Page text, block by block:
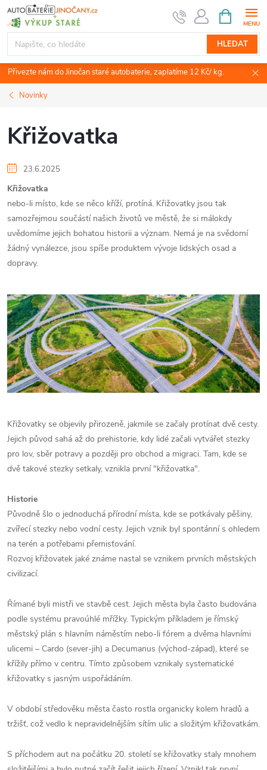
Přejít
na
obsah
HLEDAT
NÁKUPNÍ
KOŠÍK
Přivezte nám do Jinočan staré autobaterie, zaplatíme 12 Kč/ kg.
Novinky
Křižovatka
23.6.2025
Křižovatka
nebo-li místo, kde se něco kříží, protíná. Křižovatky jsou tak
samozřejmou součástí našich životů ve městě, že si málokdy
uvědomíme jejich bohatou historii a význam. Nemá je na svědomí
žádný vynálezce, jsou spíše produktem vývoje lidských osad a
dopravy.
Křižovatky se objevily přirozeně, jakmile se začaly protínat dvě cesty.
Jejich původ sahá až do prehistorie, kdy lidé začali vytvářet stezky
pro lov, sběr potravy a později pro obchod a migraci. Tam, kde se
dvě takové stezky setkaly, vznikla první "křižovatka".
Historie
Původně šlo o jednoduchá přírodní místa, kde se potkávaly pěšiny,
zvířecí stezky nebo vodní cesty. Jejich vznik byl spontánní s ohledem
na terén a potřebami přemisťování.
Rozvoj křižovatek jaké známe nastal se vznikem prvních městských
civilizací.
Římané byli mistři ve stavbě cest. Jejich města byla často budována
podle systému pravoúhlé mřížky. Typickým příkladem je římský
městský plán s hlavním náměstím nebo-li fórem a dvěma hlavními
ulicemi – Cardo (sever-jih) a Decumanus (východ-západ), které se
křížily přímo v centru. Tímto způsobem vznikaly systematické
křižovatky s jasným uspořádáním.
V období středověku města často rostla organicky kolem hradů a
tržišť, což vedlo k nepravidelnějším sítím ulic a složitým křižovatkám.
S příchodem aut na počátku 20. století se křižovatky staly mnohem